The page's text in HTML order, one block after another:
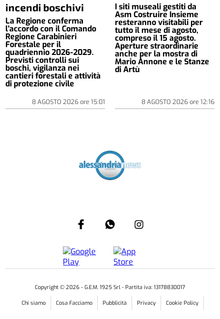
incendi boschivi
La Regione conferma
l'accordo con il Comando
Regione Carabinieri
Forestale per il
quadriennio 2026-2029.
Previsti controlli sui
boschi, vigilanza nei
cantieri forestali e attività
di protezione civile
8 AGOSTO 2026ore 15:01
I siti museali gestiti da
Asm Costruire Insieme
resteranno visitabili per
tutto il mese di agosto,
compreso il 15 agosto.
Aperture straordinarie
anche per la mostra di
Mario Annone e le Stanze
di Artù
8 AGOSTO 2026ore 12:16
Copyright © 2026 - G.E.M. 1925 Srl - Partita iva: 13178830017
Chi siamo Cosa Facciamo Pubblicità Privacy Cookie Policy